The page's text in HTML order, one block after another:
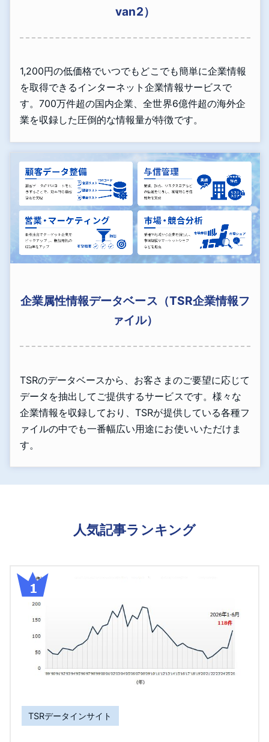
van2）
1,200円の低価格でいつでもどこでも簡単に企業情報
を取得できるインターネット企業情報サービスで
す。700万件超の国内企業、全世界6億件超の海外企
業を収録した圧倒的な情報量が特徴です。
企業属性情報データベース（TSR企業情報フ
ァイル）
TSRのデータベースから、お客さまのご要望に応じて
データを抽出してご提供するサービスです。様々な
企業情報を収録しており、TSRが提供している各種フ
ァイルの中でも一番幅広い用途にお使いいただけま
す。
人気記事ランキング
TSRデータインサイト